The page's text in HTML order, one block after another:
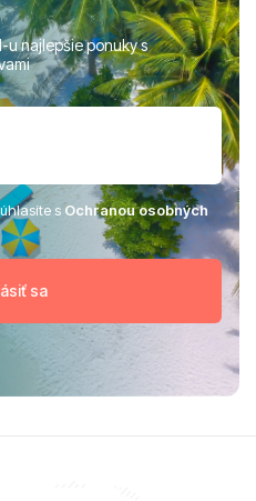
u najlepšie ponuky s
sOchranou osobných